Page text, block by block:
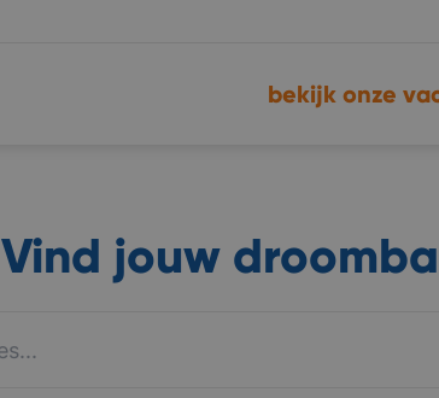
bekijk onze
Vind jouw